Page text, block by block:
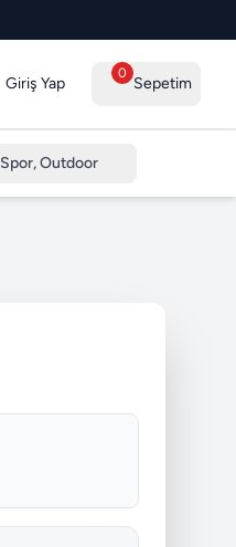
Giriş Yap
0
Sepetim
Spor, Outdoor